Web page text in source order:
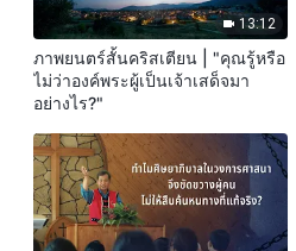
13:12
ภาพยนตร์สั้นคริสเตียน | "คุณรู้หรือ
ไม่ว่าองค์พระผู้เป็นเจ้าเสด็จมา
อย่างไร?"